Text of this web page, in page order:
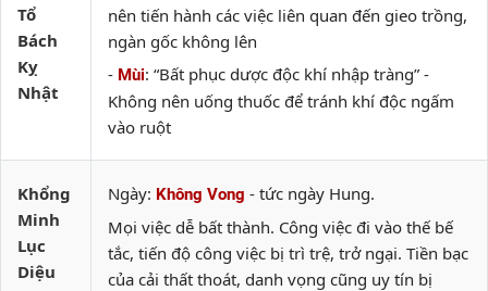
Tổ
Bách
Kỵ
Nhật
nên tiến hành các việc liên quan đến gieo trồng,
ngàn gốc không lên
- Mùi: “Bất phục dược độc khí nhập tràng” -
Không nên uống thuốc để tránh khí độc ngấm
vào ruột
Khổng
Minh
Lục
Diệu
Ngày: Không Vong - tức ngày Hung.
Mọi việc dễ bất thành. Công việc đi vào thế bế
tắc, tiến độ công việc bị trì trệ, trở ngại. Tiền bạc
của cải thất thoát, danh vọng cũng uy tín bị